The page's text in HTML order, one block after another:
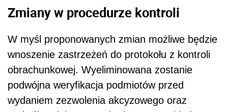
Zmiany w procedurze kontroli
W myśl proponowanych zmian możliwe będzie
wnoszenie zastrzeżeń do protokołu z kontroli
obrachunkowej. Wyeliminowana zostanie
podwójna weryfikacja podmiotów przed
wydaniem zezwolenia akcyzowego oraz